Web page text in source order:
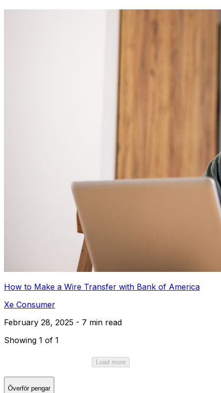
How to Make a Wire Transfer with Bank of America
Xe Consumer
February 28, 2025 - 7 min read
Showing 1 of 1
Load more
Överför pengar